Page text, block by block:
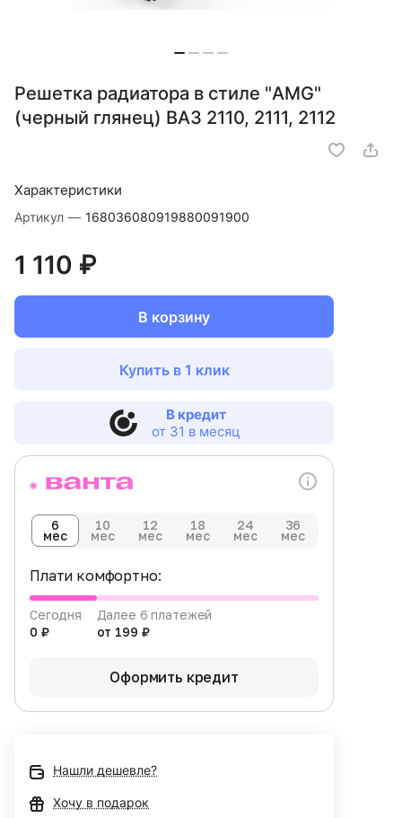
Решетка радиатора в стиле "AMG"
(черный глянец) ВАЗ 2110, 2111, 2112
Характеристики
Артикул — 168036080919880091900
1 110 ₽
В корзину
Купить в 1 клик
В кредит
от 31 в месяц
6
мес
10
мес
12
мес
18
мес
24
мес
36
мес
Плати комфортно:
Сегодня
0 ₽
Далее 6 платежей
от 199 ₽
Оформить кредит
Нашли дешевле?
Хочу в подарок